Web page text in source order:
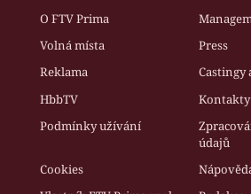
O FTV Prima
Volná místa
Press
Reklama
Castingy
HbbTV
Kontakty
Podmínky užívání
údajů
Cookies